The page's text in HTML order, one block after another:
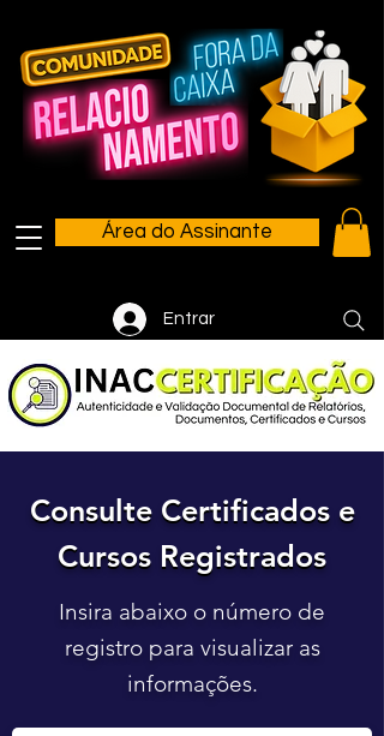
Área do Assinante
Entrar
Consulte Certificados e
Cursos Registrados
Consulte Certificados e
Cursos Registrados
Insira abaixo o número de
registro para visualizar as
informações.